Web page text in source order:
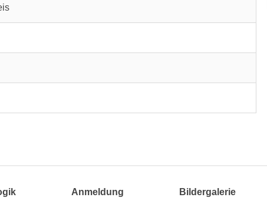
Anmeldung Bildergalerie